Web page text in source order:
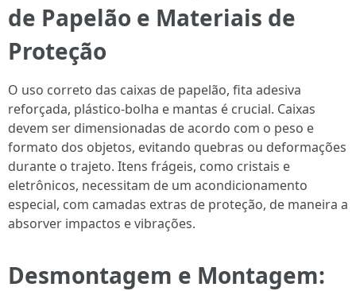
de Papelão e Materiais de
Proteção
O uso correto das caixas de papelão, fita adesiva
reforçada, plástico-bolha e mantas é crucial. Caixas
devem ser dimensionadas de acordo com o peso e
formato dos objetos, evitando quebras ou deformações
durante o trajeto. Itens frágeis, como cristais e
eletrônicos, necessitam de um acondicionamento
especial, com camadas extras de proteção, de maneira a
absorver impactos e vibrações.
Desmontagem e Montagem: